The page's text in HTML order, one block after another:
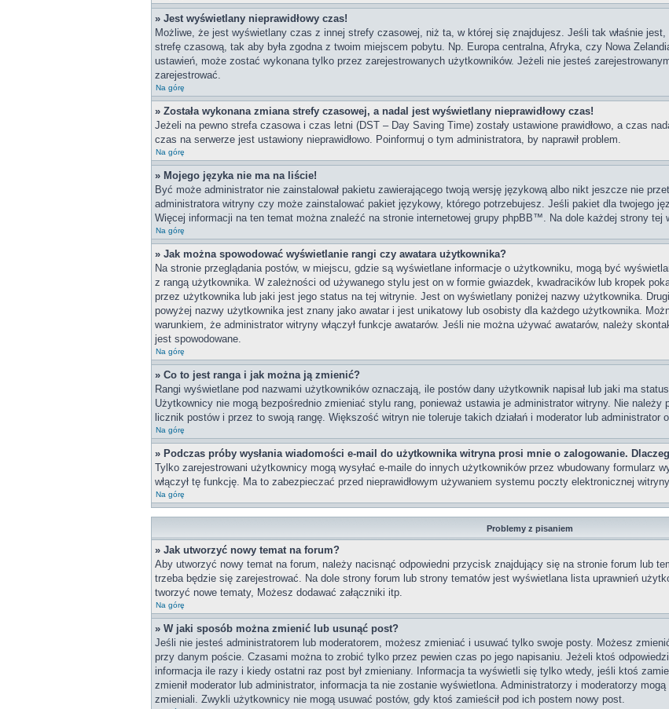
» Jest wyświetlany nieprawidłowy czas!
Możliwe, że jest wyświetlany czas z innej strefy czasowej, niż ta, w której się znajdujesz. Jeśli tak właśnie
strefę czasową, tak aby była zgodna z twoim miejscem pobytu. Np. Europa centralna, Afryka, czy Nowa
ustawień, może zostać wykonana tylko przez zarejestrowanych użytkowników. Jeżeli nie jesteś
zarejestrować.
Na górę
» Została wykonana zmiana strefy czasowej, a nadal jest wyświetlany nieprawidłowy czas!
Jeżeli na pewno strefa czasowa i czas letni (DST – Day Saving Time) zostały ustawione prawidłowo, a czas
czas na serwerze jest ustawiony nieprawidłowo. Poinformuj o tym administratora, by naprawił problem.
Na górę
» Mojego języka nie ma na liście!
Być może administrator nie zainstalował pakietu zawierającego twoją wersję językową albo nikt jeszcze nie
administratora witryny czy może zainstalować pakiet językowy, którego potrzebujesz. Jeśli pakiet dla twojego
Więcej informacji na ten temat można znaleźć na stronie internetowej grupy phpBB™. Na dole każdej strony
Na górę
» Jak można spowodować wyświetlanie rangi czy awatara użytkownika?
Na stronie przeglądania postów, w miejscu, gdzie są wyświetlane informacje o użytkowniku, mogą być
z rangą użytkownika. W zależności od używanego stylu jest on w formie gwiazdek, kwadracików lub kropek
przez użytkownika lub jaki jest jego status na tej witrynie. Jest on wyświetlany poniżej nazwy użytkownika.
powyżej nazwy użytkownika jest znany jako awatar i jest unikatowy lub osobisty dla każdego użytkownika.
warunkiem, że administrator witryny włączył funkcje awatarów. Jeśli nie można używać awatarów, należy
jest spowodowane.
Na górę
» Co to jest ranga i jak można ją zmienić?
Rangi wyświetlane pod nazwami użytkowników oznaczają, ile postów dany użytkownik napisał lub jaki ma
Użytkownicy nie mogą bezpośrednio zmieniać stylu rang, ponieważ ustawia je administrator witryny. Nie
licznik postów i przez to swoją rangę. Większość witryn nie toleruje takich działań i moderator lub
Na górę
» Podczas próby wysłania wiadomości e-mail do użytkownika witryna prosi mnie o zalogowanie.
Tylko zarejestrowani użytkownicy mogą wysyłać e-maile do innych użytkowników przez wbudowany formularz
włączył tę funkcję. Ma to zabezpieczać przed nieprawidłowym używaniem systemu poczty elektronicznej
Na górę
Problemy z pisaniem
» Jak utworzyć nowy temat na forum?
Aby utworzyć nowy temat na forum, należy nacisnąć odpowiedni przycisk znajdujący się na stronie forum lub
trzeba będzie się zarejestrować. Na dole strony forum lub strony tematów jest wyświetlana lista uprawnień
tworzyć nowe tematy, Możesz dodawać załączniki itp.
Na górę
» W jaki sposób można zmienić lub usunąć post?
Jeśli nie jesteś administratorem lub moderatorem, możesz zmieniać i usuwać tylko swoje posty. Możesz
przy danym poście. Czasami można to zrobić tylko przez pewien czas po jego napisaniu. Jeżeli ktoś
informacja ile razy i kiedy ostatni raz post był zmieniany. Informacja ta wyświetli się tylko wtedy, jeśli ktoś
zmienił moderator lub administrator, informacja ta nie zostanie wyświetlona. Administratorzy i moderatorzy
zmieniali. Zwykli użytkownicy nie mogą usuwać postów, gdy ktoś zamieścił pod ich postem nowy post.